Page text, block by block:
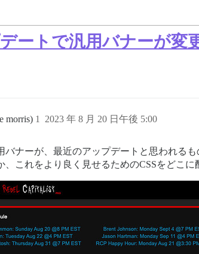
ートで汎用バナーが変
morris) 2023 年 8 月 20 日午後 5:00
1
バナーが、最近のアップデートと思われる
、これをより良く見せるためのCSSをどこ